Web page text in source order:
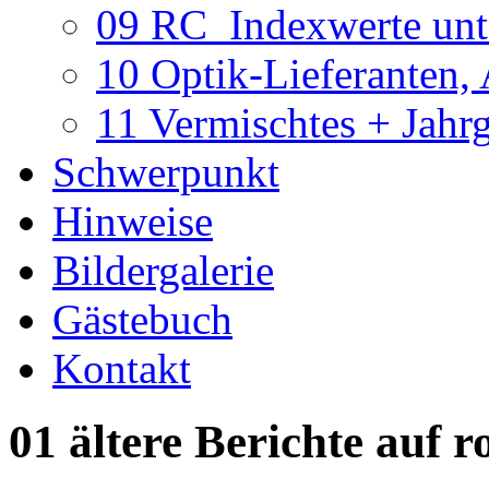
09 RC_Indexwerte
10 Optik-Lieferanten,
11 Vermischtes +
Schwerpunkt
Hinweise
Bildergalerie
Gästebuch
Kontakt
01 ältere Berichte auf